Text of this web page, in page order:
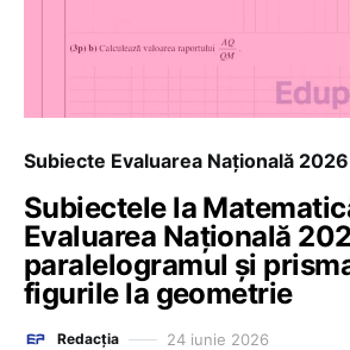
Subiecte Evaluarea Națională 2026
Subiectele la
Evaluarea Națională
paralelogramul și
figurile la geometrie
Redacția 24 iunie 2026